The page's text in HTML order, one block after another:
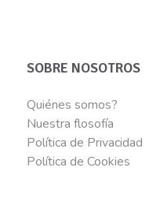
SOBRE NOSOTROS
Quiénes somos?
Nuestra flosofía
Política de Privacidad
Política de Cookies